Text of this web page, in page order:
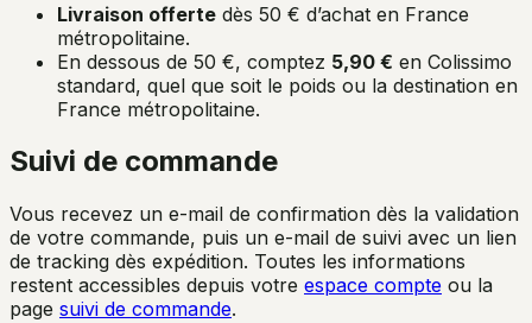
Livraison offerte dès 50 € d’achat en France
métropolitaine.
En dessous de 50 €, comptez 5,90 € en Colissimo
standard, quel que soit le poids ou la destination en
France métropolitaine.
Suivi de commande
Vous recevez un e-mail de confirmation dès la validation
de votre commande, puis un e-mail de suivi avec un lien
de tracking dès expédition. Toutes les informations
restent accessibles depuis votre espace compte ou la
page suivi de commande.